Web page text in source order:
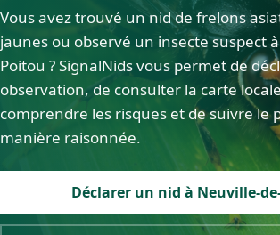
Vous avez trouvé un nid de frelons
jaunes ou observé un insecte suspect
Poitou ? SignalNids vous permet de
observation, de consulter la carte
comprendre les risques et de suivre le
manière raisonnée.
Déclarer un nid à Neuville-